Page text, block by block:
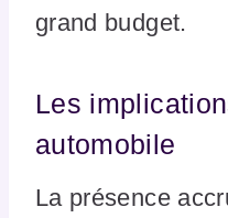
grand budget.
Les
automobile
La présence